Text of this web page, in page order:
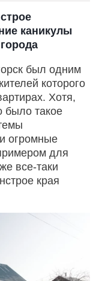
каникулы
был одним
которого
Хотя,
было такое
огромные
для
все-таки
края